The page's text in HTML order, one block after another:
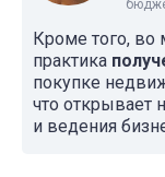
Кроме того, во
практика
покупке
что открывает
и ведения